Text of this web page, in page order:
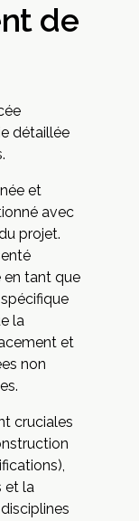
de
détaillée
et
avec
projet.
en tant que
la
et
non
cruciales
et la